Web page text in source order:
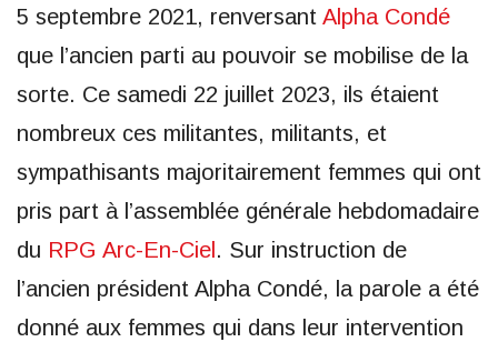
5 septembre 2021, renversant Alpha Condé
que l’ancien parti au pouvoir se mobilise de la
sorte. Ce samedi 22 juillet 2023, ils étaient
nombreux ces militantes, militants, et
sympathisants majoritairement femmes qui ont
pris part à l’assemblée générale hebdomadaire
du RPG Arc-En-Ciel . Sur instruction de
l’ancien président Alpha Condé, la parole a été
donné aux femmes qui dans leur intervention